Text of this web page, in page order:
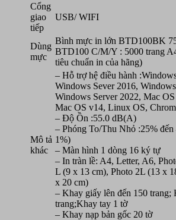
Cổng
giao
tiếp
USB/ WIFI
Dùng
mực
Bình mực in lớn BTD100BK
BTD100 C/M/Y : 5000 trang
tiêu chuẩn in của hãng)
Mô tả
khác
– Hỗ trợ hệ điều hành
Windows Sever 2016,
Windows Server 2022, Mac
Mac OS v14, Linux OS,
– Độ Ồn :55.0 dB(A)
– Phóng To/Thu Nhỏ :25%
1%)
– Màn hình 1 dòng 16 ký tự
– In tràn lề: A4, Letter, A6,
L (9 x 13 cm), Photo 2L (13 x
x 20 cm)
– Khay giấy lên đến 150 trang;
trang;Khay tay 1 tờ
– Khay nạp bản gốc 20 tờ